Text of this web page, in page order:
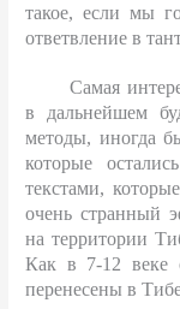
такое, если мы
ответвление в
Самая
в дальнейшем
методы, иногда
которые
текстами,
очень странный
на территории
Как в 7-12 веке
перенесены в